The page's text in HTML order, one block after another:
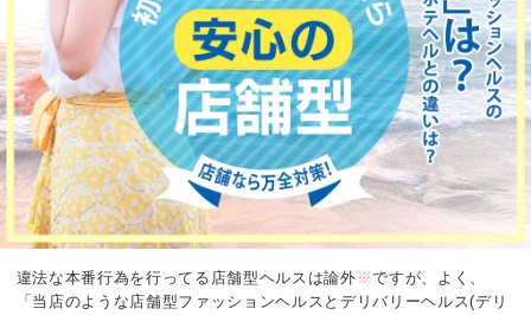
違法な本番行為を行ってる店舗型ヘルスは論外 ※ですが、よく、
「当店のような店舗型ファッションヘルスとデリバリーヘルス(デリ